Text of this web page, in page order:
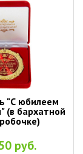
"С юбилеем
(в бархатной
руб.